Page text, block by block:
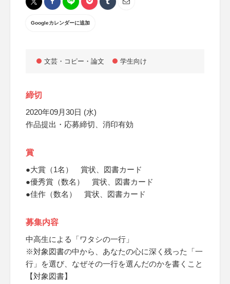
Googleカレンダーに追加
文芸・コピー・論文 学生向け
締切
2020年09月30日 (水)
作品提出・応募締切、消印有効
賞
●大賞（1名） 賞状、図書カード
●優秀賞（数名） 賞状、図書カード
●佳作（数名） 賞状、図書カード
募集内容
中高生による「ワタシの一行」
※対象図書の中から、あなたの心に深く残った「一
行」を選び、なぜその一行を選んだのかを書くこと
【対象図書】